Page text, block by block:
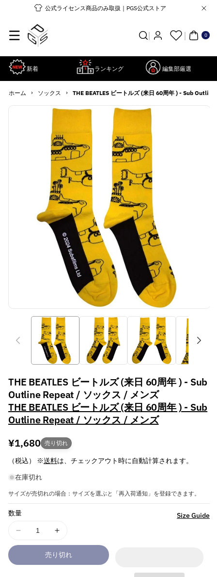
コンテンツ
公式ライセンス商品のみ取扱｜PGS公式ストア
0
ア
イ
新着 ランキング 編集部厳選
ホーム › ソックス › THE BEATLES ビートルズ (来日 60周年 ) - Sub
商品情報に
THE BEATLES ビートルズ (来日 60周年 ) - Sub
Outline Repeat / ソックス / メンズ
THE BEATLES ビートルズ (来日 60周年 ) - Sub
Outline Repeat / ソックス / メンズ
通
常
価
¥1,680 売り切れ
（税込） ※送料は、チェックアウト時に自動計算されます。
在庫切れ
サイズが売切れの場合：サイズを選ぶと「再入荷通知」を登録できます。
数量
BEATLES
ー
THE
BEATLES
ビ
ー
Size Guide詳
売り切れ
詳